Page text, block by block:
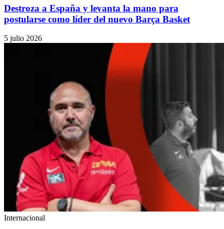
Destroza a España y levanta la mano para
postularse como líder del nuevo Barça Basket
5 julio 2026
Internacional